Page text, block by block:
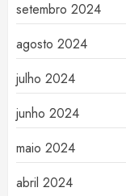
setembro 2024
agosto 2024
julho 2024
junho 2024
maio 2024
abril 2024